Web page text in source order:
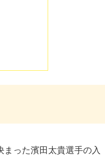
った濱田太貴選手の入